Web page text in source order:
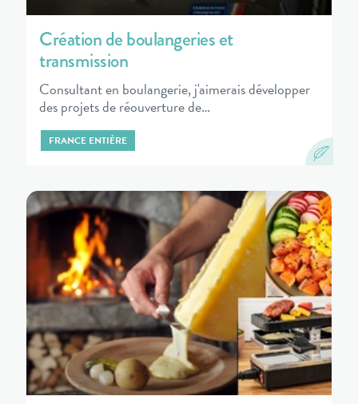
Création de boulangeries et
transmission
Consultant en boulangerie, j'aimerais développer
des projets de réouverture de…
FRANCE ENTIÈRE